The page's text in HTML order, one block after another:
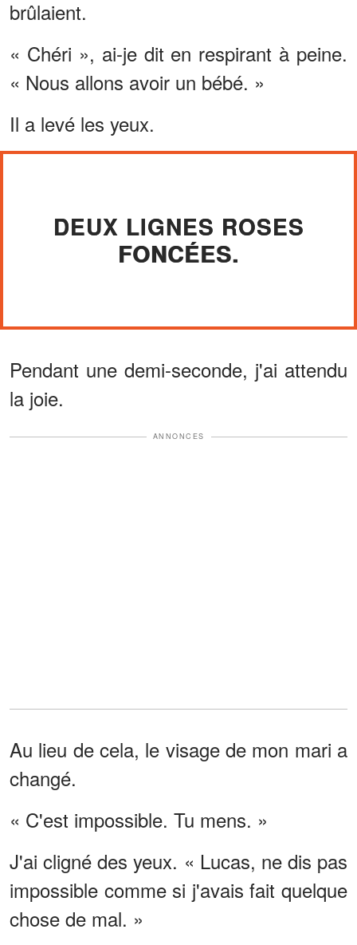
brûlaient.
« Chéri », ai-je dit en respirant à peine.
« Nous allons avoir un bébé. »
Il a levé les yeux.
DEUX LIGNES ROSES
FONCÉES.
Pendant une demi-seconde, j'ai attendu
la joie.
ANNONCES
Au lieu de cela, le visage de mon mari a
changé.
« C'est impossible. Tu mens. »
J'ai cligné des yeux. « Lucas, ne dis pas
impossible comme si j'avais fait quelque
chose de mal. »